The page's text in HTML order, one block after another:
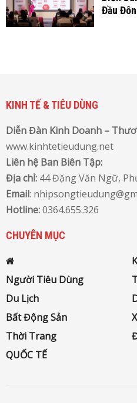
Đầu
KINH TẾ & TIÊU DÙNG
Diễn Đàn Kinh Doanh –
www.kinhtetieudung.net
Liên hệ Ban Biên Tập:
Địa chỉ: 44 Đặng Văn Ngữ,
Email:
Hotline:0364.655.326
CHUYÊN MỤC
Người Tiêu Dùng
Du Lịch
Bất Động Sản
Thời Trang
QUỐC TẾ